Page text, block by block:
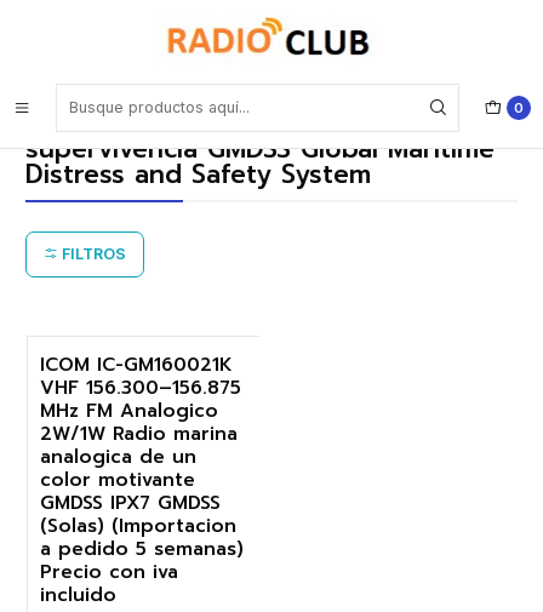
0
Equipo portátil marino de supervivencia GMDSS Global Maritime
Distress and Safety System
Equipo portátil marino de
supervivencia GMDSS Global Maritime
Distress and Safety System
FILTROS
-18%
Agotado
ICOM IC-GM160021K
VHF 156.300–156.875
MHz FM Analogico
2W/1W Radio marina
analogica de un
color motivante
GMDSS IPX7 GMDSS
(Solas) (Importacion
a pedido 5 semanas)
Precio con iva
incluido